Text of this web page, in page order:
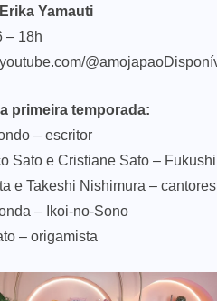
Yamauti
– 18h
@amojapao
primeira temporada:
– escritor
Sato e Cristiane Sato –
e Takeshi Nishimura – cantores
– Ikoi-no-Sono
– origamista